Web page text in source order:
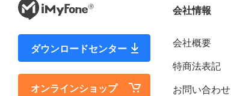
ダウンロードセンター
オンラインショップ
会社情報
会社概要
特商法表記
お問い合わせ